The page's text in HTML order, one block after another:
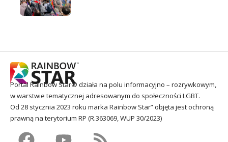
Portal Rainbow Star® działa na polu informacyjno – rozrywkowym,
w warstwie tematycznej adresowanym do społeczności LGBT.
Od 28 stycznia 2023 roku marka Rainbow Star” objęta jest ochroną
prawną na terytorium RP (R.363069, WUP 30/2023)